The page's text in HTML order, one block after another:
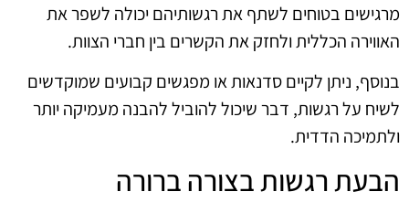
מרגישים בטוחים לשתף את רגשותיהם יכולה לשפר את
האווירה הכללית ולחזק את הקשרים בין חברי הצוות.
בנוסף, ניתן לקיים סדנאות או מפגשים קבועים שמוקדשים
לשיח על רגשות, דבר שיכול להוביל להבנה מעמיקה יותר
ולתמיכה הדדית.
הבעת רגשות בצורה ברורה